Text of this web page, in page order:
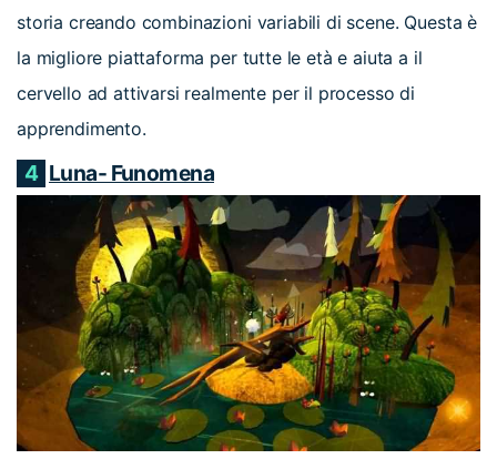
storia creando combinazioni variabili di scene. Questa è
la migliore piattaforma per tutte le età e aiuta a il
cervello ad attivarsi realmente per il processo di
apprendimento.
4 Luna- Funomena